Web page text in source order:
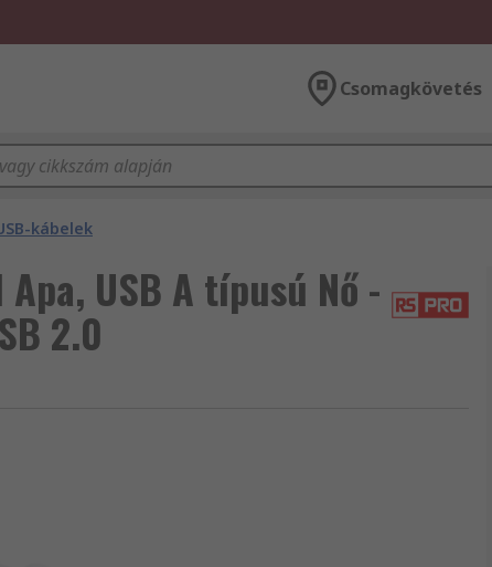
Csomagkövetés
kábelek
USB A típusú Nő -
2.0